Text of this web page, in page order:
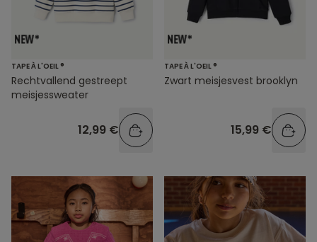
TAPE À L'OEIL ®
Rechtvallend gestreept
meisjessweater
12,99 €
TAPE À L'OEIL ®
Zwart meisjesvest brooklyn
15,99 €